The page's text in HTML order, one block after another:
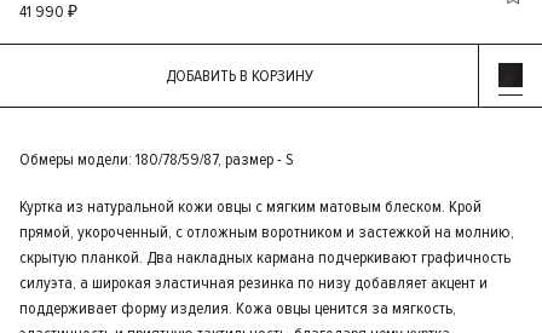
41 990 ₽
ДОБАВИТЬ В КОРЗИНУ
Обмеры модели: 180/78/59/87, размер - S
Куртка из натуральной кожи овцы с мягким матовым блеском. Крой
прямой, укороченный, с отложным воротником и застежкой на молнию,
скрытую планкой. Два накладных кармана подчеркивают графичность
силуэта, а широкая эластичная резинка по низу добавляет акцент и
поддерживает форму изделия. Кожа овцы ценится за мягкость,